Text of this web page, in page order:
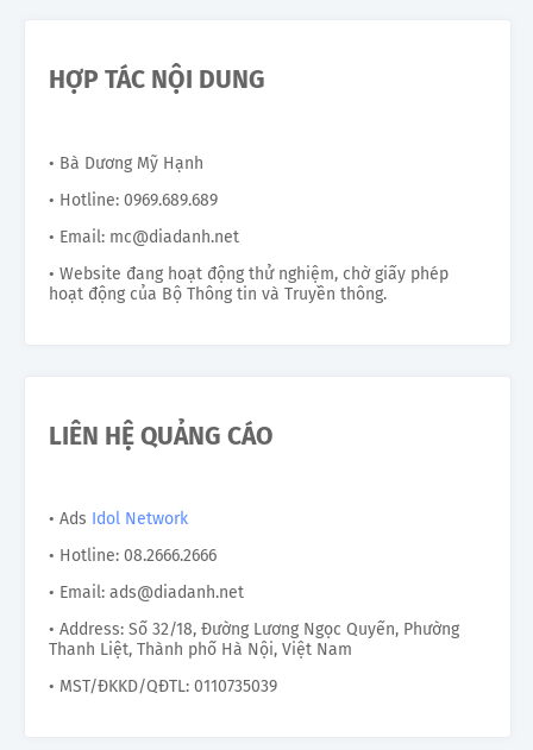
HỢP TÁC NỘI DUNG
• Bà Dương Mỹ Hạnh
• Hotline: 0969.689.689
• Email: mc@diadanh.net
• Website đang hoạt động thử nghiệm, chờ giấy phép
hoạt động của Bộ Thông tin và Truyền thông.
LIÊN HỆ QUẢNG CÁO
• Ads Idol Network
• Hotline: 08.2666.2666
• Email: ads@diadanh.net
• Address: Số 32/18, Đường Lương Ngọc Quyến, Phường
Thanh Liệt, Thành phố Hà Nội, Việt Nam
• MST/ĐKKD/QĐTL: 0110735039